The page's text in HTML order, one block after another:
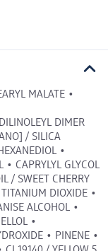
MALATE •
DIMER
/ SILICA
•
• CAPRYLYL GLYCOL
/ SWEET CHERRY
DIOXIDE •
ALCOHOL •
•
• PINENE •